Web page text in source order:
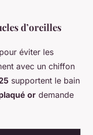
d’oreilles
éviter les
avec un chiffon
supportent le bain
or demande